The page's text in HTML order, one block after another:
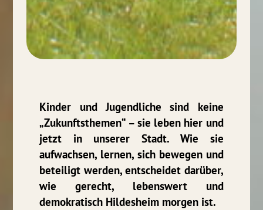
Kinder und Jugendliche sind keine
„Zukunftsthemen“ – sie leben hier und
jetzt in unserer Stadt. Wie sie
aufwachsen, lernen, sich bewegen und
beteiligt werden, entscheidet darüber,
wie gerecht, lebenswert und
demokratisch Hildesheim morgen ist.